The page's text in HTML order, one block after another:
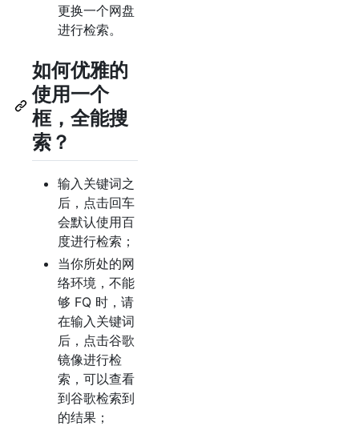
更换一个网盘
进行检索。
如何优雅的
使用一个
框，全能搜
索？
输入关键词之
后，点击回车
会默认使用百
度进行检索；
当你所处的网
络环境，不能
够 FQ 时，请
在输入关键词
后，点击谷歌
镜像进行检
索，可以查看
到谷歌检索到
的结果；